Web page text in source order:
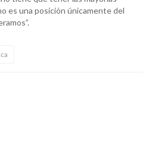
es una posición únicamente del